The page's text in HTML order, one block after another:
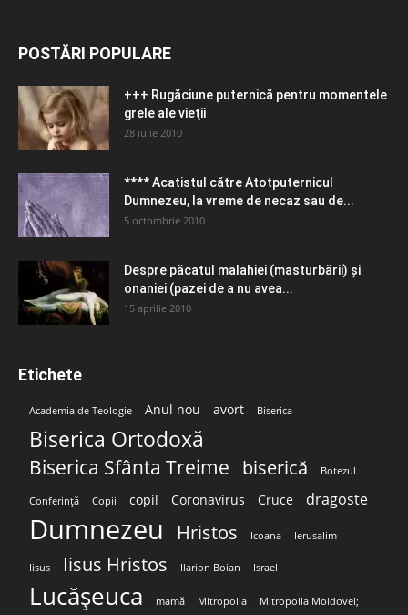
POSTĂRI POPULARE
+++ Rugăciune puternică pentru momentele
grele ale vieţii
28 iulie 2010
**** Acatistul către Atotputernicul
Dumnezeu, la vreme de necaz sau de...
5 octombrie 2010
Despre păcatul malahiei (masturbării) şi
onaniei (pazei de a nu avea...
15 aprilie 2010
Etichete
Academia de Teologie Anul nou avort Biserica
Biserica Ortodoxă
Biserica Sfânta Treime biserică Botezul
Conferință Copii copil Coronavirus Cruce dragoste
Dumnezeu Hristos Icoana Ierusalim
Iisus Iisus Hristos Ilarion Boian Israel
Lucășeuca mamă Mitropolia Mitropolia Moldovei;